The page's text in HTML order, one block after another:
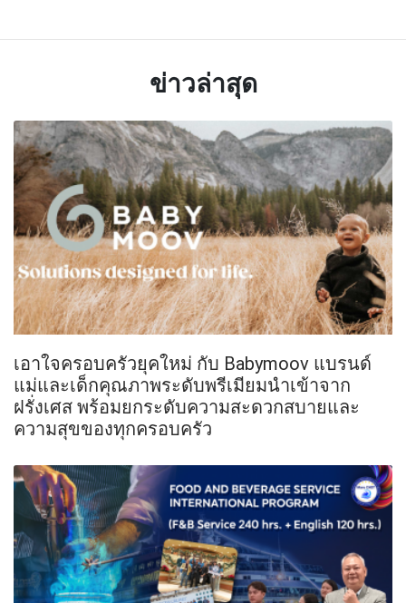
ข่าวล่าสุด
เอาใจครอบครัวยุคใหม่ กับ Babymoov แบรนด์
แม่และเด็กคุณภาพระดับพรีเมียมนำเข้าจาก
ฝรั่งเศส พร้อมยกระดับความสะดวกสบายและ
ความสุขของทุกครอบครัว